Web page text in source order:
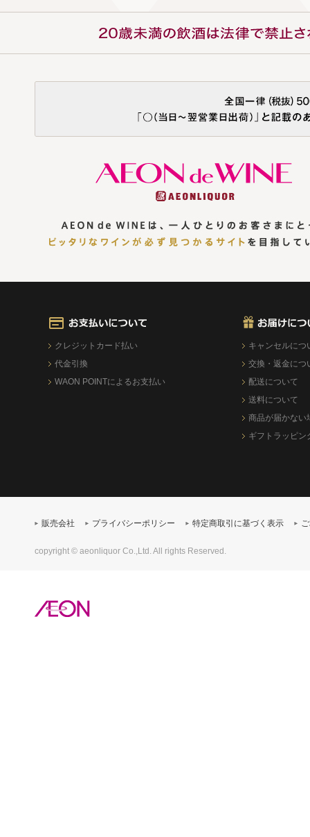
クレジットカード払い
代金引換
WAON POINTによるお支払い
キャンセルにつ
交換・返金につ
配送について
送料について
商品が届かない
ギフトラッピン
販売会社 プライバシーポリシー 特定商取引に基づく表示
copyright © aeonliquor Co.,Ltd. All rights Reserved.